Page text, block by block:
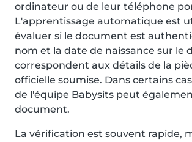
ordinateur ou de leur téléphone
L'apprentissage automatique est
évaluer si le document est
nom et la date de naissance sur le
correspondent aux détails de la
officielle soumise. Dans certains
de l'équipe Babysits peut
document.
La vérification est souvent rapide,